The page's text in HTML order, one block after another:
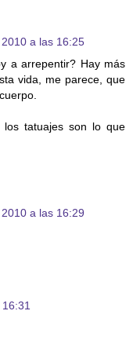
a las 16:25
a arrepentir? Hay más
vida, me parece, que
tatuajes son lo que
a las 16:29